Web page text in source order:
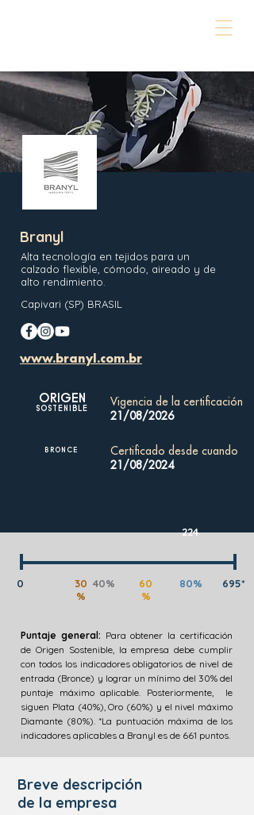
Breve descripción
de la empresa
Branyl
Alta tecnología en tejidos para un
calzado flexible, cómodo, aireado y de
alto rendimiento.
Capivari (SP) BRASIL
www.branyl.com.br
ORIGEN
SOSTENIBLE
BRONCE
Vigencia de la certificación
21/08/2026
Certificado desde cuando
21/08/2024
224
0
30
%
40%
60
%
80% 695*
Puntaje general: Para obtener la certificación
de Origen Sostenible, la empresa debe cumplir
con todos los indicadores obligatorios de nivel de
entrada (Bronce) y lograr un mínimo del 30% del
puntaje máximo aplicable. Posteriormente, le
siguen Plata (40%), Oro (60%) y el nivel máximo
Diamante (80%). *La puntuación máxima de los
indicadores aplicables a Branyl es de 661 puntos.